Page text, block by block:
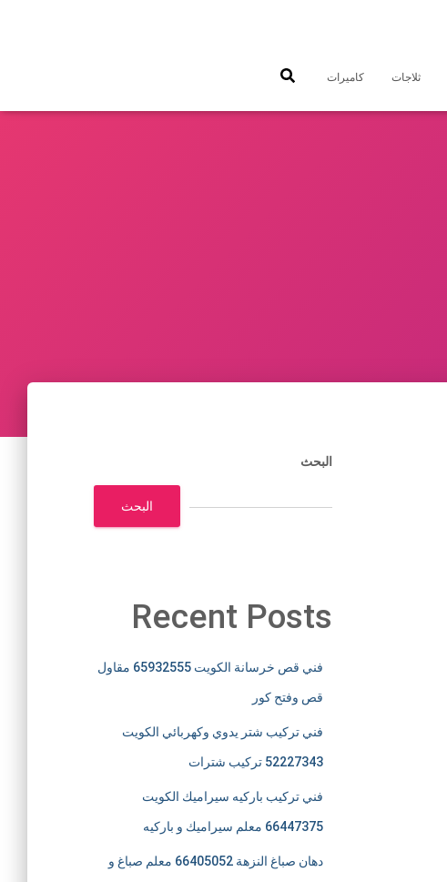
ثلاجات كاميرات
البحث
البحث
Recent Posts
فني قص خرسانة الكويت 65932555 مقاول
قص وفتح كور
فني تركيب شتر يدوي وكهربائي الكويت
52227343 تركيب شترات
فني تركيب باركيه سيراميك الكويت
66447375 معلم سيراميك و باركيه
دهان صباغ النزهة 66405052 معلم صباغ و